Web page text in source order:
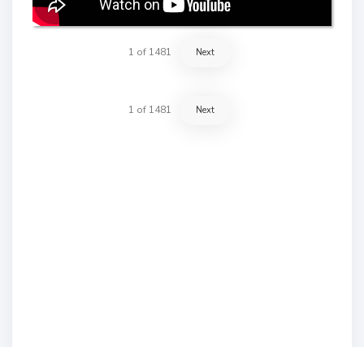
1 of 1481 Next
1 of 1481 Next